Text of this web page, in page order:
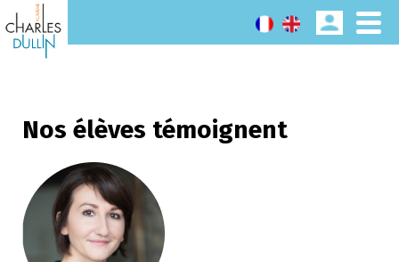
Nos élèves témoignent